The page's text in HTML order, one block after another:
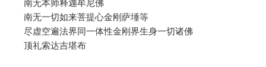
南无本师释迦牟尼佛
南无一切如来菩提心金刚萨埵等
尽虚空遍法界同一体性金刚界生身一切诸佛
顶礼索达吉堪布